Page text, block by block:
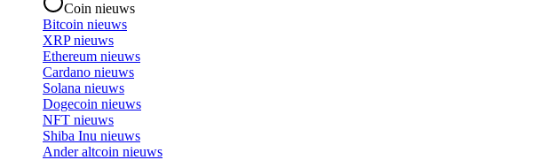
Coin nieuws
Bitcoin nieuws
XRP nieuws
Ethereum nieuws
Cardano nieuws
Solana nieuws
Dogecoin nieuws
NFT nieuws
Shiba Inu nieuws
Ander altcoin nieuws